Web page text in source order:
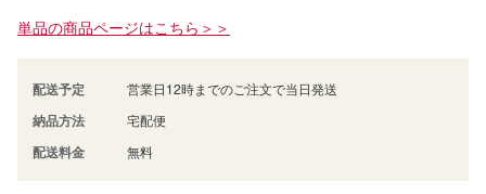
単品の商品ページはこちら＞＞
配送予定 営業日12時までのご注文で当日発送
納品方法 宅配便
配送料金 無料